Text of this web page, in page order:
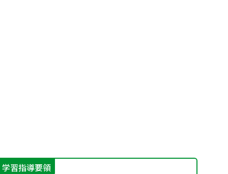
学習指導要領